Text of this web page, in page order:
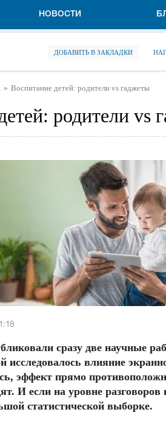
НОВОСТИ
ДОБАВИТЬ В ЗАКЛАДКИ
Воспитание детей: родители vs гаджеты
родители vs
сразу две научные
исследовалось влияние
эффект прямо
И если на уровне разговоров
статистической выборке.